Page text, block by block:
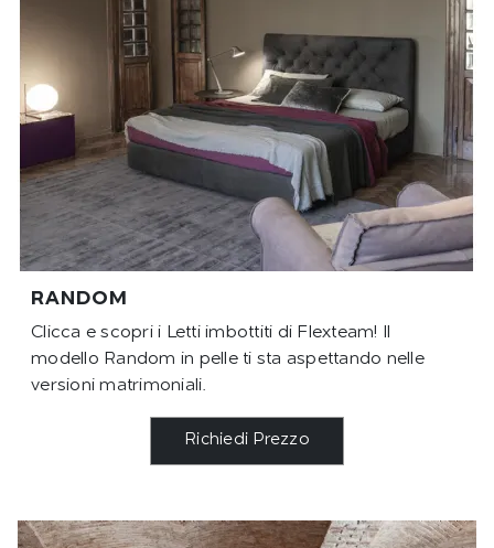
RANDOM
Clicca e scopri i Letti imbottiti di Flexteam! Il
modello Random in pelle ti sta aspettando nelle
versioni matrimoniali.
Richiedi Prezzo